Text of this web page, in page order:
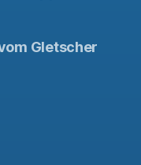
Gletscher